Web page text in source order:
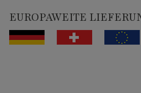
EUROPAWEITE